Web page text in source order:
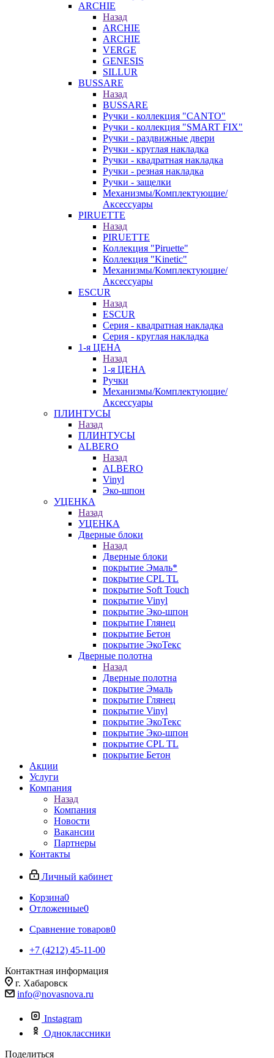
ARCHIE
Назад
ARCHIE
ARCHIE
VERGE
GENESIS
SILLUR
BUSSARE
Назад
BUSSARE
Ручки - коллекция "CANTO"
Ручки - коллекция "SMART FIX"
Ручки - раздвижные двери
Ручки - круглая накладка
Ручки - квадратная накладка
Ручки - резная накладка
Ручки - защелки
Механизмы/Комплектующие/
Аксессуары
PIRUETTE
Назад
PIRUETTE
Коллекция "Piruette"
Коллекция "Kinetic"
Механизмы/Комплектующие/
Аксессуары
ESCUR
Назад
ESCUR
Серия - квадратная накладка
Серия - круглая накладка
1-я ЦЕНА
Назад
1-я ЦЕНА
Ручки
Механизмы/Комплектующие/
Аксессуары
ПЛИНТУСЫ
Назад
ПЛИНТУСЫ
ALBERO
Назад
ALBERO
Vinyl
Эко-шпон
УЦЕНКА
Назад
УЦЕНКА
Дверные блоки
Назад
Дверные блоки
покрытие Эмаль*
покрытие CPL TL
покрытие Soft Touch
покрытие Vinyl
покрытие Эко-шпон
покрытие Глянец
покрытие Бетон
покрытие ЭкоТекс
Дверные полотна
Назад
Дверные полотна
покрытие Эмаль
покрытие Глянец
покрытие Vinyl
покрытие ЭкоТекс
покрытие Эко-шпон
покрытие CPL TL
покрытие Бетон
Акции
Услуги
Компания
Назад
Компания
Новости
Вакансии
Партнеры
Контакты
Личный кабинет
Корзина0
Отложенные0
Сравнение товаров0
+7 (4212) 45-11-00
Контактная информация
г. Хабаровск
info@novasnova.ru
Instagram
Одноклассники
Поделиться